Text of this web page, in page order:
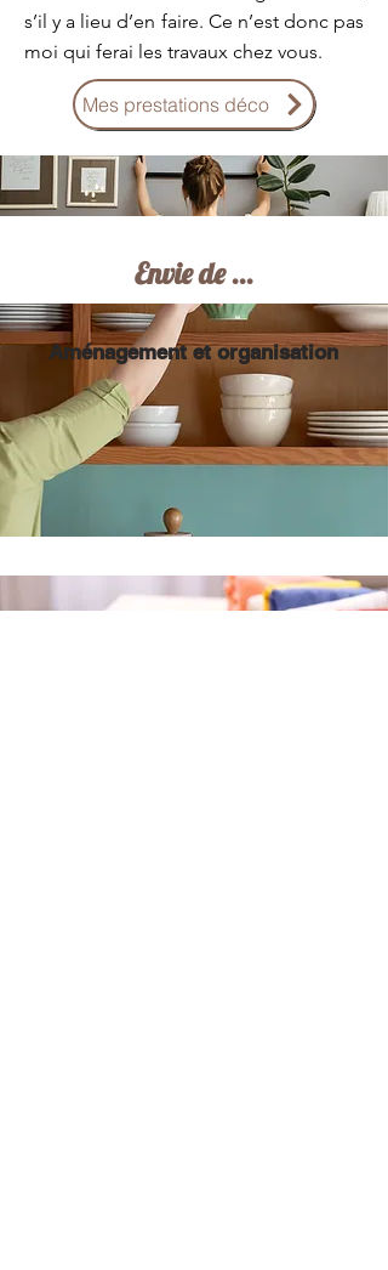
s’il y a lieu d’en faire. Ce n’est donc pas
moi qui ferai les travaux chez vous.
Mes prestations déco
Envie de ...
Aménagement et organisation